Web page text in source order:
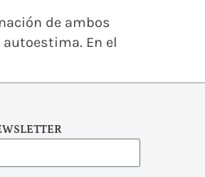
de ambos
En el